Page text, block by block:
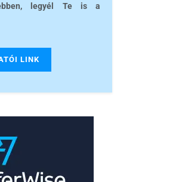
legyél Te is a
LINK